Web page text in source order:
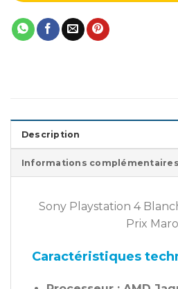
Description
Informations complémentaires
Sony Playstation 4
Prix
Caractéristiques